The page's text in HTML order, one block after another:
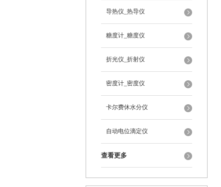
导热仪_热导仪
糖度计_糖度仪
折光仪_折射仪
密度计_密度仪
卡尔费休水分仪
自动电位滴定仪
查看更多